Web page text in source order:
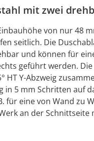
mit zwei
von nur 48
seitlich. Die
und können für
geführt werden.
HT Y-Abzweig
5 mm Schritten auf
für eine von Wand
an der